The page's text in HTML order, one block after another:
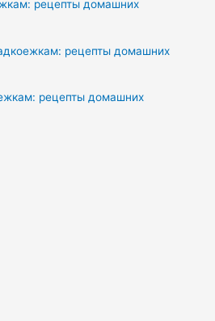
рецепты домашних
рецепты домашних
рецепты домашних